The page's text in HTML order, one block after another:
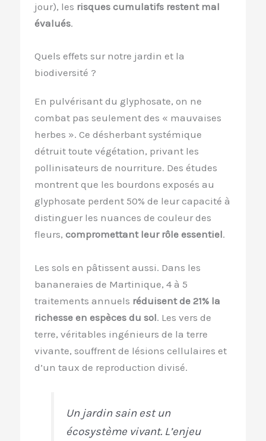
jour), les risques cumulatifs restent mal
évalués.
Quels effets sur notre jardin et la
biodiversité ?
En pulvérisant du glyphosate, on ne
combat pas seulement des « mauvaises
herbes ». Ce désherbant systémique
détruit toute végétation, privant les
pollinisateurs de nourriture. Des études
montrent que les bourdons exposés au
glyphosate perdent 50% de leur capacité à
distinguer les nuances de couleur des
fleurs, compromettant leur rôle essentiel.
Les sols en pâtissent aussi. Dans les
bananeraies de Martinique, 4 à 5
traitements annuels réduisent de 21% la
richesse en espèces du sol. Les vers de
terre, véritables ingénieurs de la terre
vivante, souffrent de lésions cellulaires et
d’un taux de reproduction divisé.
Un jardin sain est un
écosystème vivant. L’enjeu